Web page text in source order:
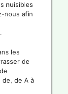
nuisibles
nous afin
les
de
de, de A à